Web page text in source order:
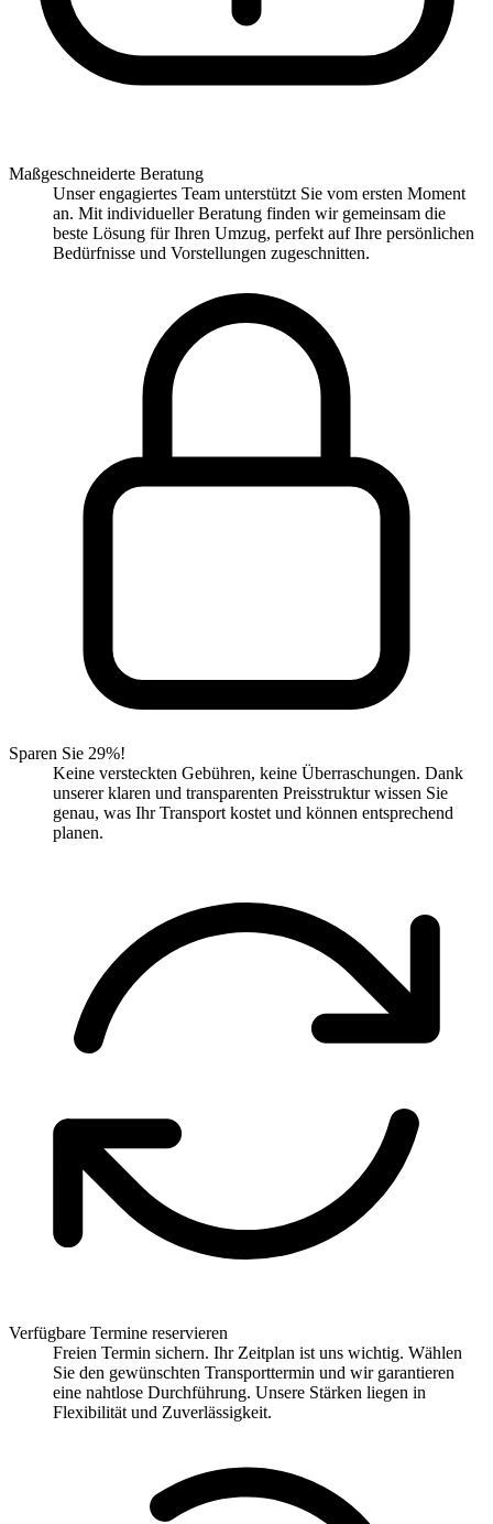
Maßgeschneiderte Beratung
Unser engagiertes Team unterstützt Sie vom ersten Moment
an. Mit individueller Beratung finden wir gemeinsam die
beste Lösung für Ihren Umzug, perfekt auf Ihre persönlichen
Bedürfnisse und Vorstellungen zugeschnitten.
Sparen Sie 29%!
Keine versteckten Gebühren, keine Überraschungen. Dank
unserer klaren und transparenten Preisstruktur wissen Sie
genau, was Ihr Transport kostet und können entsprechend
planen.
Verfügbare Termine reservieren
Freien Termin sichern. Ihr Zeitplan ist uns wichtig. Wählen
Sie den gewünschten Transporttermin und wir garantieren
eine nahtlose Durchführung. Unsere Stärken liegen in
Flexibilität und Zuverlässigkeit.